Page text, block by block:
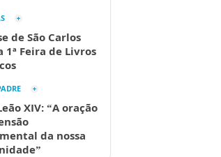
de São Carlos
1ª Feira de Livros
XIV: “A oração
da nossa